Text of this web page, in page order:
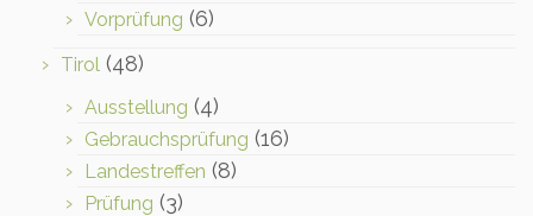
Vorprüfung (6)
Tirol (48)
Ausstellung (4)
Gebrauchsprüfung (16)
Landestreffen (8)
Prüfung (3)